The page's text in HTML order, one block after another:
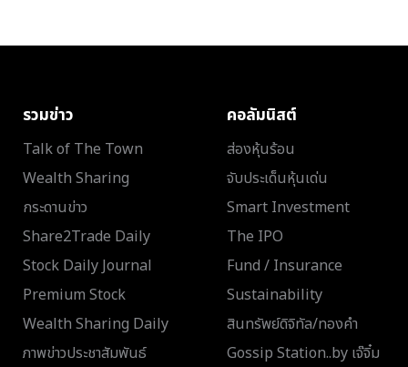
รวมข่าว
Talk of The Town
Wealth Sharing
กระดานข่าว
Share2Trade Daily
Stock Daily Journal
Premium Stock
Wealth Sharing Daily
ภาพข่าวประชาสัมพันธ์
คอลัมนิสต์
ส่องหุ้นร้อน
จับประเด็นหุ้นเด่น
Smart Investment
The IPO
Fund / Insurance
Sustainability
สินทรัพย์ดิจิทัล/ทองคำ
Gossip Station..by เจ๊จิ๋ม